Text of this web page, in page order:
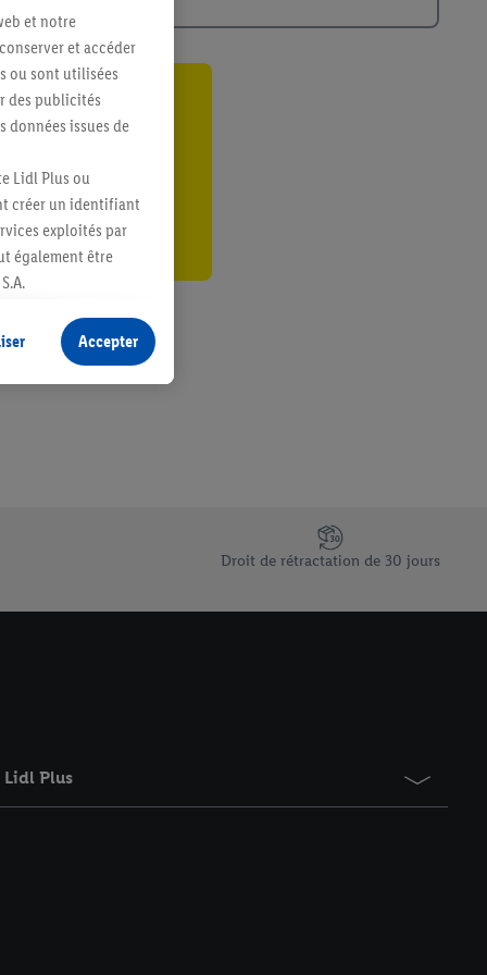
Droit de rétractation de 30 jours
Lidl Plus
et notre
et accéder
ou sont utilisées
des publicités
données issues de
Lidl Plus ou
créer un identifiant
exploités par
également être
sans procéder à
terminaux ou
échéant, d’autres
à tout moment
Accepter